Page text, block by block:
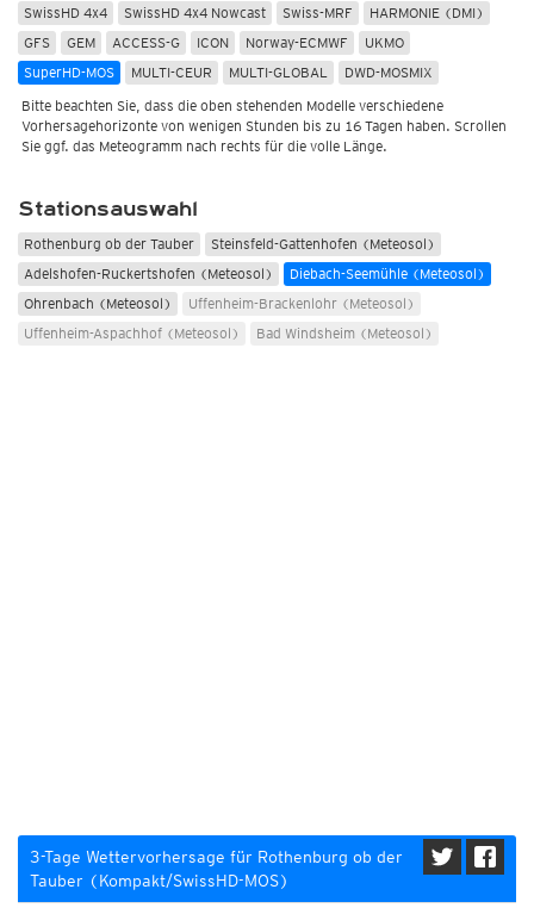
SwissHD 4x4
SwissHD 4x4 Nowcast Swiss-MRF
HARMONIE (DMI)
GFS
GEM ACCESS-G ICON Norway-ECMWF
UKMO
SuperHD-MOS
MULTI-CEUR MULTI-GLOBAL DWD-MOSMIX
Bitte beachten Sie, dass die oben stehenden Modelle verschiedene
Vorhersagehorizonte von wenigen Stunden bis zu 16 Tagen haben. Scrollen
Sie ggf. das Meteogramm nach rechts für die volle Länge.
Stationsauswahl
Rothenburg ob der Tauber
Steinsfeld-Gattenhofen (Meteosol)
Adelshofen-Ruckertshofen (Meteosol)
Diebach-Seemühle (Meteosol)
Ohrenbach (Meteosol)
Uffenheim-Brackenlohr (Meteosol)
Uffenheim-Aspachhof (Meteosol)
Bad Windsheim (Meteosol)
3-Tage Wettervorhersage für Rothenburg ob der
Tauber (Kompakt/SwissHD-MOS)